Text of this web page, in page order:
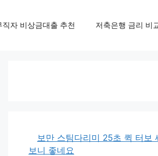
직자 비상금대출 추천 저축은행 금리 비
보만 스팀다리미 25초 퀵 터보
보니 좋네요